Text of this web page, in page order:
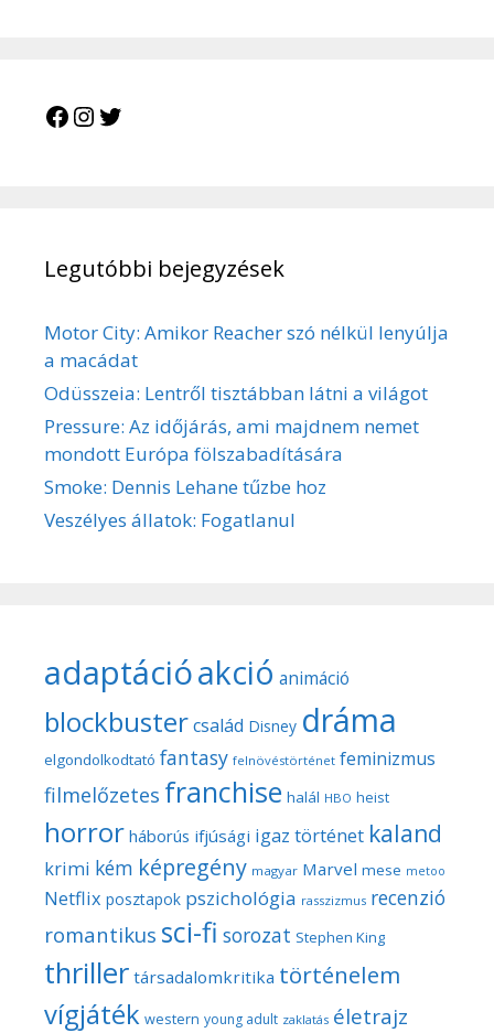
Legutóbbi bejegyzések
Motor City: Amikor Reacher szó nélkül lenyúlja
a macádat
Odüsszeia: Lentről tisztábban látni a világot
Pressure: Az időjárás, ami majdnem nemet
mondott Európa fölszabadítására
Smoke: Dennis Lehane tűzbe hoz
Veszélyes állatok: Fogatlanul
adaptációakció animáció
blockbustercsalád Disney dráma
elgondolkodtató fantasy felnövéstörténet feminizmus
filmelőzetes franchise halál HBO heist
horror háborús ifjúsági igaz történet kaland
krimi kém képregény magyar Marvel mese metoo
Netflix posztapok pszichológia rasszizmus recenzió
romantikus sci-fi sorozat Stephen King
thriller társadalomkritika történelem
vígjáték western young adult zaklatás életrajz